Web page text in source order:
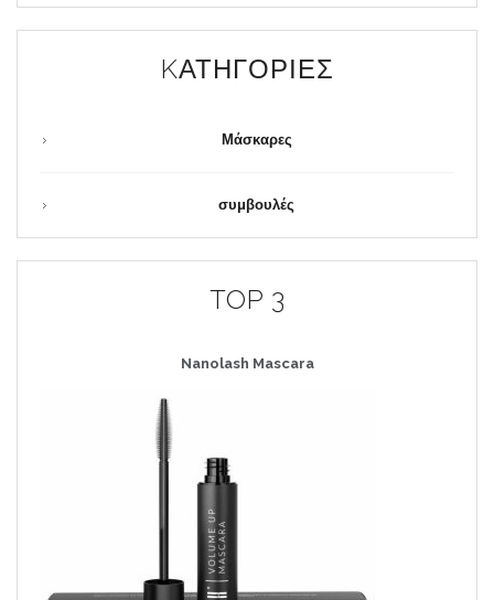
KΑΤΗΓΟΡΊΕΣ
Μάσκαρες
συμβουλές
TOP 3
Nanolash Mascara